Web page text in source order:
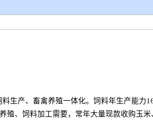
生产、畜禽养殖一体化。饲料年生产能力
殖、饲料加工需要，常年大量现款收购玉